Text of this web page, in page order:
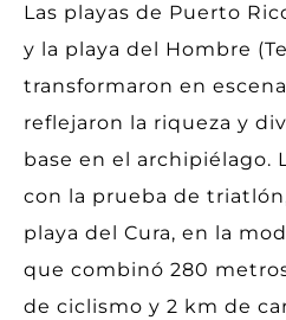
Las playas de Puerto
y la playa del Hombre
transformaron en
reflejaron la riqueza y
base en el archipiélago.
con la prueba de
playa del Cura, en la
que combinó 280
de ciclismo y 2 km de